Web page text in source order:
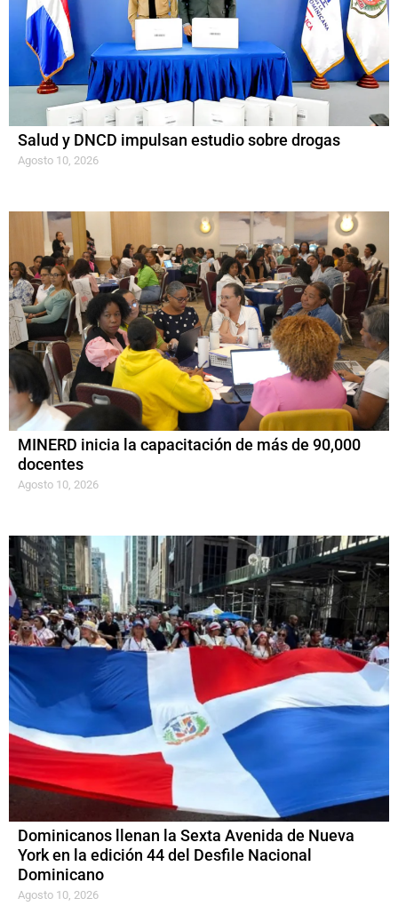
Salud y DNCD impulsan estudio sobre drogas
Agosto 10, 2026
MINERD inicia la capacitación de más de 90,000
docentes
Agosto 10, 2026
Dominicanos llenan la Sexta Avenida de Nueva
York en la edición 44 del Desfile Nacional
Dominicano
Agosto 10, 2026